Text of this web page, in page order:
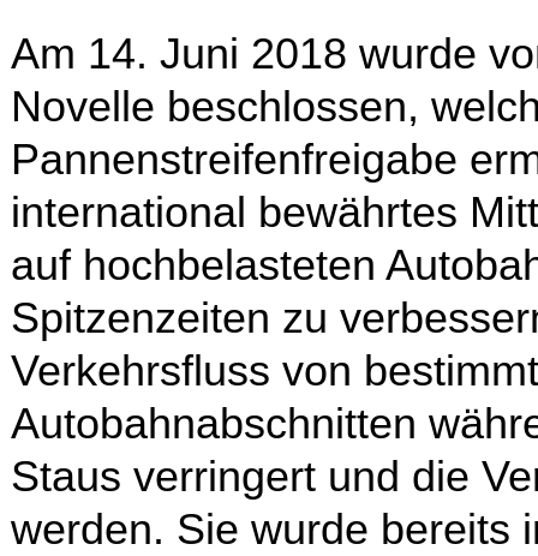
Am 14. Juni 2018 wurde
Novelle beschlossen,
Pannenstreifenfreigabe
international bewährtes
auf hochbelasteten
Spitzenzeiten zu
Verkehrsfluss von
Autobahnabschnitten
Staus verringert und die
werden. Sie wurde bereits